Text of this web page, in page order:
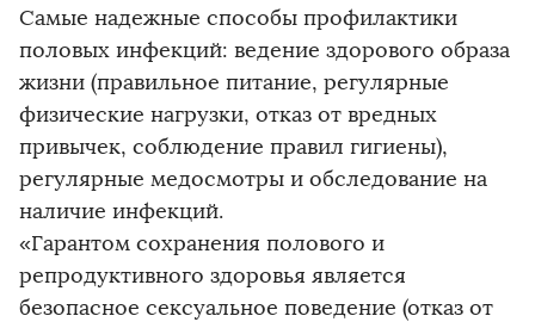
Самые надежные способы профилактики
половых инфекций: ведение здорового образа
жизни (правильное питание, регулярные
физические нагрузки, отказ от вредных
привычек, соблюдение правил гигиены),
регулярные медосмотры и обследование на
наличие инфекций.
«Гарантом сохранения полового и
репродуктивного здоровья является
безопасное сексуальное поведение (отказ от